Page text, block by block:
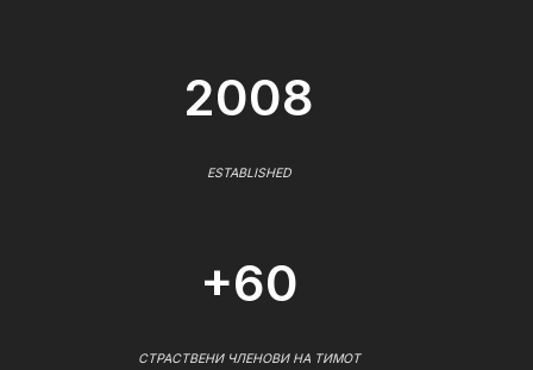
2008
ESTABLISHED
+60
СТРАСТВЕНИ ЧЛЕНОВИ НА ТИМОТ